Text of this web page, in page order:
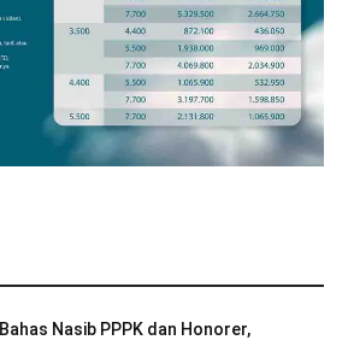
Bahas Nasib PPPK dan Honorer,